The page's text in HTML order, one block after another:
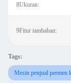
8Ukuran:
9Fitur tambahan:
Tags:
Mesin penjual permen